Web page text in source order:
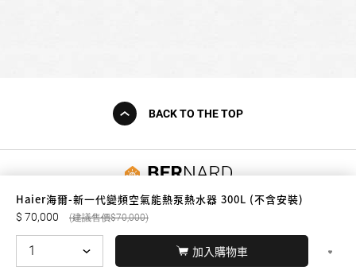
Haier海爾-新一代變頻空氣能熱泵熱水器 300L (不含安裝)
70,000 70,000
加入購物車
BACK TO THE TOP
友誠購物
© BERNARD 2021 WEBDESIGN